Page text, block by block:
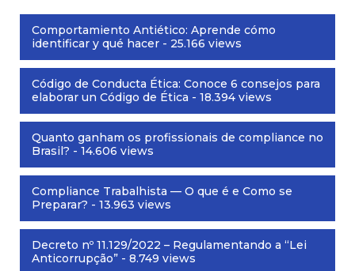
Comportamiento Antiético: Aprende cómo
identificar y qué hacer - 25.166 views
Código de Conducta Ética: Conoce 6 consejos para
elaborar un Código de Ética - 18.394 views
Quanto ganham os profissionais de compliance no
Brasil? - 14.606 views
Compliance Trabalhista — O que é e Como se
Preparar? - 13.963 views
Decreto nº 11.129/2022 – Regulamentando a “Lei
Anticorrupção” - 8.749 views